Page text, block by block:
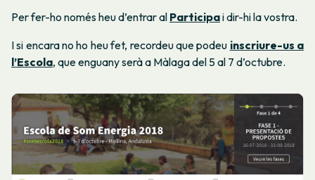
Per fer-ho només heu d’entrar al Participai dir-hi la vostra.
I si encara no ho heu fet, recordeu que podeu inscriure-us a
l’Escola, que enguany serà a Màlaga del 5 al 7 d’octubre.